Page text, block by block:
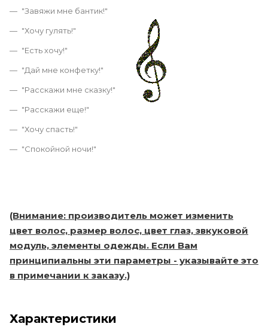
"Завяжи мне бантик!"
"Хочу гулять!"
"Есть хочу!"
"Дай мне конфетку!"
"Расскажи мне сказку!"
"Расскажи еще!"
"Хочу спасть!"
"Спокойной ночи!"
(Внимание: производитель может изменить
цвет волос, размер волос, цвет глаз, звкуковой
модуль, элементы одежды. Если Вам
принципиальны эти параметры - указывайте это
в примечании к заказу.)
Характеристики